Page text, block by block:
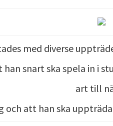
med diverse
snart ska spela in i
art till
och att han ska